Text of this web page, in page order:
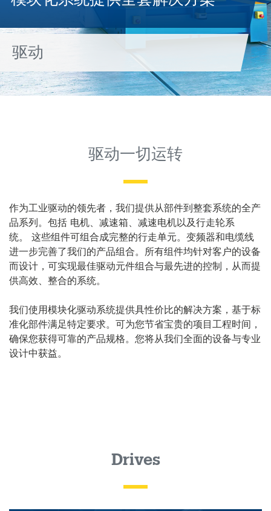
驱动
驱动一切运转
作为工业驱动的领先者，我们提供从部件到整套系统的全产
品系列。包括 电机、减速箱、减速电机以及行走轮系
统。 这些组件可组合成完整的行走单元。变频器和电缆线
进一步完善了我们的产品组合。所有组件均针对客户的设备
而设计，可实现最佳驱动元件组合与最先进的控制，从而提
供高效、整合的系统。
我们使用模块化驱动系统提供具性价比的解决方案，基于标
准化部件满足特定要求。可为您节省宝贵的项目工程时间，
确保您获得可靠的产品规格。您将从我们全面的设备与专业
设计中获益。
Drives